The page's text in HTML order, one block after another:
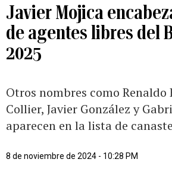
Javier Mojica
de agentes libres del
2025
Otros nombres como Renaldo
Collier, Javier González y
aparecen en la lista de
8 de noviembre de 2024 - 10:28 PM